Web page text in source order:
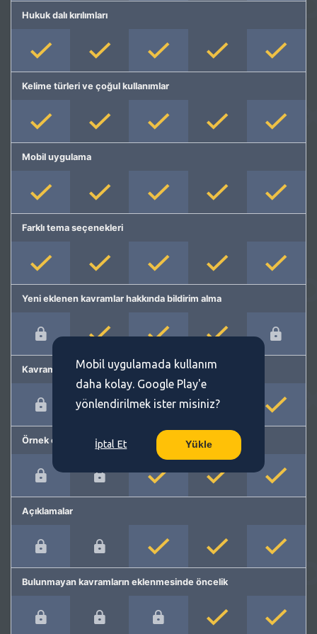
Hukuk dalı kırılımları
Kelime türleri ve çoğul kullanımlar
Mobil uygulama
Farklı tema seçenekleri
Yeni eklenen kavramlar hakkında bildirim alma
Kavram önerme
Örnek cümleler
Açıklamalar
Bulunmayan kavramların eklenmesinde öncelik
Mobil uygulamada kullanım
daha kolay. Google Play'e
yönlendirilmek ister misiniz?
İptal Et Yükle